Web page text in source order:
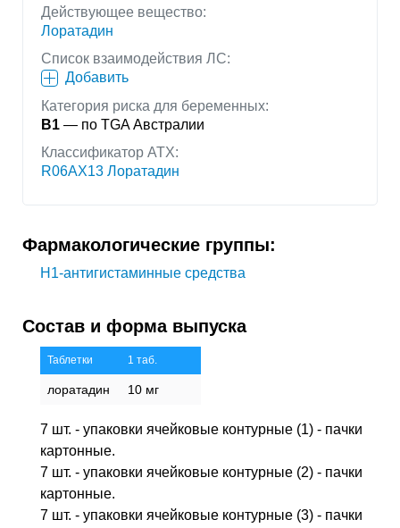
Действующее вещество:
Лоратадин
Список взаимодействия ЛС:
Добавить
Категория риска для беременных:
B1 — по TGA Австралии
Классификатор АТХ:
R06AX13 Лоратадин
Фармакологические группы:
H1-антигистаминные средства
Состав и форма выпуска
Таблетки 1 таб.
лоратадин 10 мг
7 шт. - упаковки ячейковые контурные (1) - пачки
картонные.
7 шт. - упаковки ячейковые контурные (2) - пачки
картонные.
7 шт. - упаковки ячейковые контурные (3) - пачки